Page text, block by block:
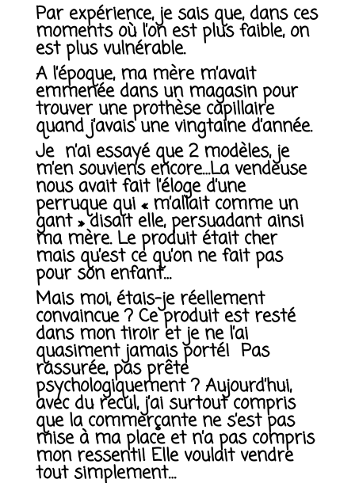
Par expérience, je sais que, dans ces
moments où l’on est plus faible, on
est plus vulnérable.
A l’époque, ma mère m’avait
emmenée dans un magasin pour
trouver une prothèse capillaire
quand j’avais une vingtaine d’année.
Je n’ai essayé que 2 modèles, je
m’en souviens encore…La vendeuse
nous avait fait l’éloge d’une
perruque qui « m’allait comme un
gant »disait elle, persuadant ainsi
ma mère. Le produit était cher
mais qu’est ce qu’on ne fait pas
pour son enfant…
Mais moi, étais-je réellement
convaincue? Ce produit est resté
dans mon tiroir et je ne l’ai
quasiment jamais porté! Pas
rassurée, pas prête
psychologiquement? Aujourd’hui,
avec du recul, j’ai surtout compris
que la commerçante ne s’estpas
mise à ma placeet n’a pas compris
mon ressenti! Elle voulait vendre
tout simplement…